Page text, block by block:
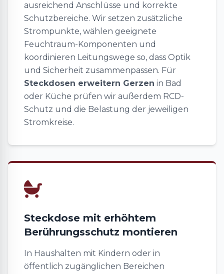
ausreichend Anschlüsse und korrekte
Schutzbereiche. Wir setzen zusätzliche
Strompunkte, wählen geeignete
Feuchtraum-Komponenten und
koordinieren Leitungswege so, dass Optik
und Sicherheit zusammenpassen. Für
Steckdosen erweitern Gerzen in Bad
oder Küche prüfen wir außerdem RCD-
Schutz und die Belastung der jeweiligen
Stromkreise.
Steckdose mit erhöhtem
Berührungsschutz montieren
In Haushalten mit Kindern oder in
öffentlich zugänglichen Bereichen